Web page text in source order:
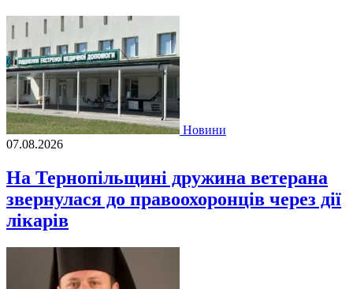
Новини
07.08.2026
На Тернопільщині дружина ветерана
звернулася до правоохоронців через дії
лікарів